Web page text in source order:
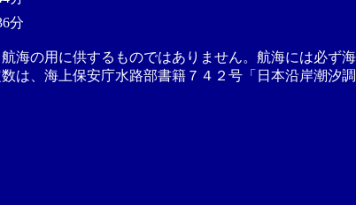
分
海の用に供するものではありません。航海には必ず
は、海上保安庁水路部書籍７４２号「日本沿岸潮汐